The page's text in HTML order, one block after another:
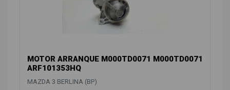
MOTOR ARRANQUE M000TD0071 M000TD0071
ARF101353HQ
MAZDA 3 BERLINA (BP)